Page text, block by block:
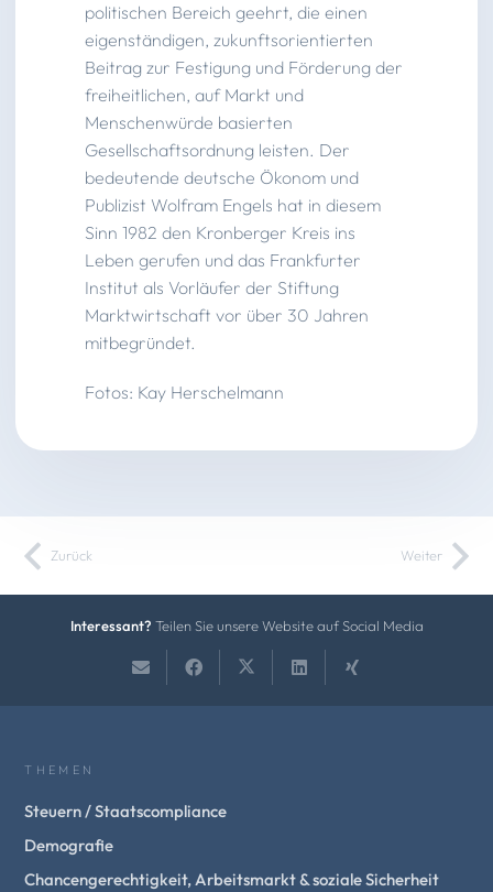
politischen Bereich geehrt, die einen
eigenständigen, zukunftsorientierten
Beitrag zur Festigung und Förderung der
freiheitlichen, auf Markt und
Menschenwürde basierten
Gesellschaftsordnung leisten. Der
bedeutende deutsche Ökonom und
Publizist Wolfram Engels hat in diesem
Sinn 1982 den Kronberger Kreis ins
Leben gerufen und das Frankfurter
Institut als Vorläufer der Stiftung
Marktwirtschaft vor über 30 Jahren
mitbegründet.
Fotos: Kay Herschelmann
Zurück Weiter
Interessant? Teilen Sie unsere Website auf Social Media
THEMEN
Steuern / Staatscompliance
Demografie
Chancengerechtigkeit, Arbeitsmarkt & soziale Sicherheit